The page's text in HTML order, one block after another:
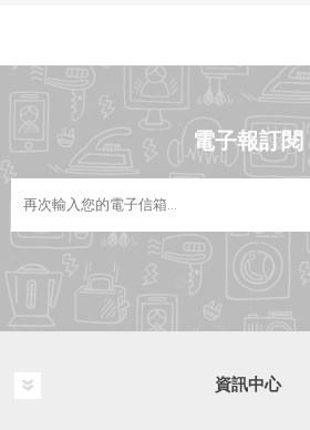
電子報訂閱
資訊中心